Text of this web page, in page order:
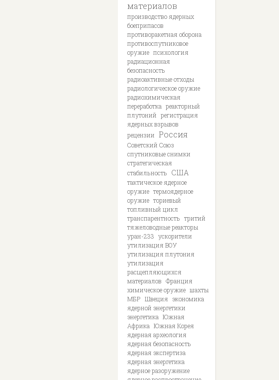
материалов
производство ядерных
боеприпасов
противоракетная оборона
противоспутниковое
оружие психология
радиационная
безопасность
радиоактивные отходы
радиологическое оружие
радиохимическая
переработка реакторный
плутоний регистрация
ядерных взрывов
рецензии Россия
Советский Союз
спутниковые снимки
стратегическая
стабильность
США
тактическое ядерное
оружие термоядерное
оружие ториевый
топливный цикл
транспарентность тритий
тяжеловодные реакторы
уран-233 ускорители
утилизация ВОУ
утилизация плутония
утилизация
расщепляющихся
материалов Франция
химическое оружие шахты
МБР Швеция экономика
ядерной энергетики
энергетика Южная
Африка Южная Корея
ядерная археология
ядерная безопасность
ядерная экспертиза
ядерная энергетика
ядерное разоружение